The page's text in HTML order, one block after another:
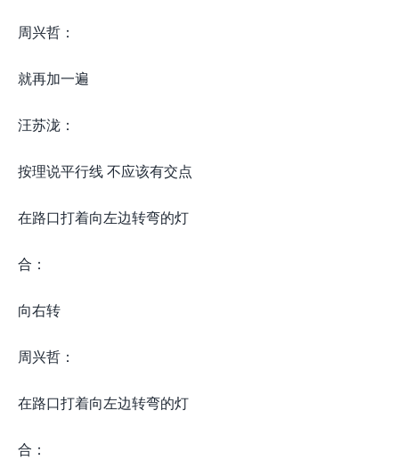
周兴哲：
就再加一遍
汪苏泷：
按理说平行线 不应该有交点
在路口打着向左边转弯的灯
合：
向右转
周兴哲：
在路口打着向左边转弯的灯
合：